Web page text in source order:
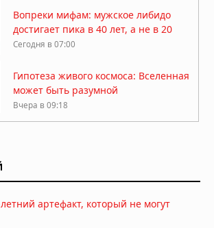
Вопреки мифам: мужское либидо
достигает пика в 40 лет, а не в 20
Сегодня в 07:00
Гипотеза живого космоса: Вселенная
может быть разумной
Вчера в 09:18
выяснили, почему человеческий
артефакт, который не могут